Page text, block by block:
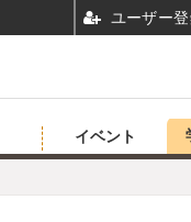
イベント
ユーザー